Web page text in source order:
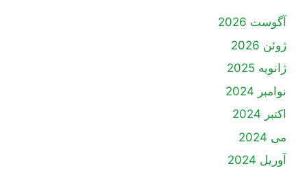
آگوست 2026
ژوئن 2026
ژانویه 2025
نوامبر 2024
اکتبر 2024
می 2024
آوریل 2024